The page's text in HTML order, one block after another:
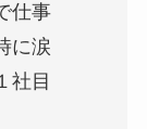
仕事
に涙
社目